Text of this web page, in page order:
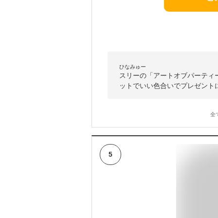
ひなみゅー
スリーの「アートオブパーテ
ットでいい色合いでプレゼント
全
5